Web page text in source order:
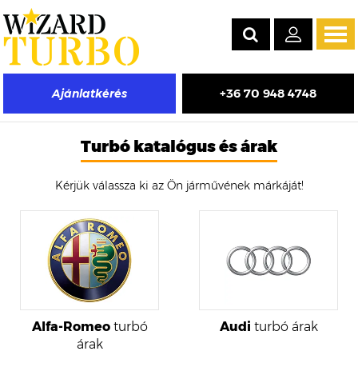
Ajánlatkérés +36 70 948 4748
Turbó felújítás árak, valamint gyári új és felújított turbó árak
több ezer turbófeltöltő típushoz.
Turbó katalógus és árak
Kérjük válassza ki az Ön járművének márkáját!
Alfa-Romeoturbó
árak
Audi turbó árak